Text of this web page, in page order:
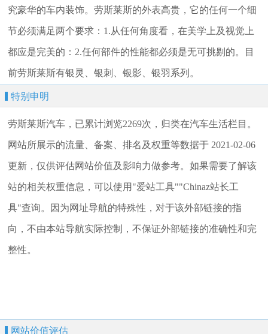
究豪华的车内装饰。劳斯莱斯的外表高贵，它的任何一个细
节必须满足两个要求：1.从任何角度看，在美学上及视觉上
都应是完美的：2.任何部件的性能都必须是无可挑剔的。目
前劳斯莱斯有银灵、银刺、银影、银羽系列。
特别申明
劳斯莱斯汽车，已累计浏览2269次，归类在汽车生活栏目。
网站所展示的流量、备案、排名及权重等数据于 2021-02-06
更新，仅供评估网站价值及影响力做参考。如果需要了解该
站的相关权重信息，可以使用"爱站工具""Chinaz站长工
具"查询。因为网址导航的特殊性，对于该外部链接的指
向，不由本站导航实际控制，不保证外部链接的准确性和完
整性。
网站价值评估